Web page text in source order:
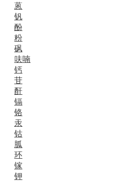
蒽
钒
酚
粉
砜
呋喃
钙
苷
酐
镉
铬
汞
钴
胍
环
镓
钾